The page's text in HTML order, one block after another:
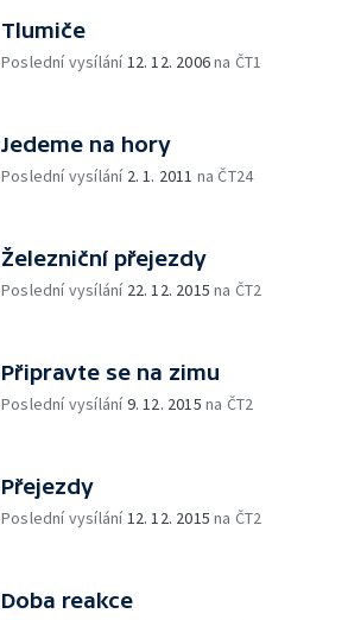
Tlumiče
Poslední vysílání12. 12. 2006na ČT1
Jedeme na hory
Poslední vysílání 2. 1. 2011 na ČT24
Železniční přejezdy
Poslední vysílání 22. 12. 2015 na ČT2
Připravte se na zimu
Poslední vysílání9. 12. 2015 na ČT2
Přejezdy
Poslední vysílání12. 12. 2015 na ČT2
Doba reakce